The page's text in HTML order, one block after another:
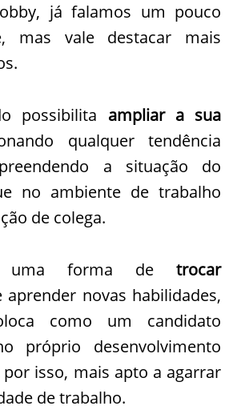
já falamos um pouco
mas vale destacar mais
possibilita ampliar a sua
qualquer tendência
a situação do
no ambiente de trabalho
de colega.
uma forma de trocar
aprender novas habilidades,
como um candidato
próprio desenvolvimento
isso, mais apto a agarrar
de trabalho.